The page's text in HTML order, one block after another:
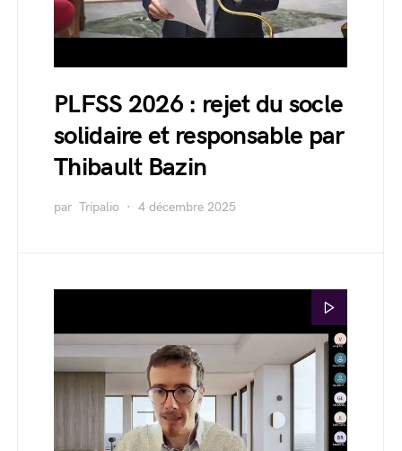
PLFSS 2026 : rejet du socle
solidaire et responsable par
Thibault Bazin
par Tripalio 4 décembre 2025